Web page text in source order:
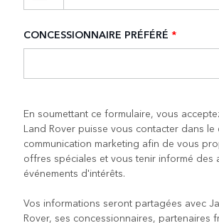
CONCESSIONNAIRE PRÉFÉRÉ *
En soumettant ce formulaire, vous
Land Rover puisse vous contacter dans le
communication marketing afin de vous
offres spéciales et vous tenir informé des
événements d'intérêts.
Vos informations seront partagées avec
Rover, ses concessionnaires, partenaires